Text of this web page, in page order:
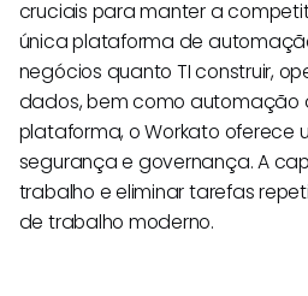
cruciais para manter a
única plataforma de
negócios quanto TI construir,
dados, bem como automação
plataforma, o Workato oferece
segurança e governança. A
trabalho e eliminar tarefas
de trabalho moderno.